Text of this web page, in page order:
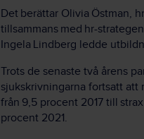
Det berättar Olivia Östman,
tillsammans med hr-strategen
Ingela Lindberg ledde
Trots de senaste två årens
sjukskrivningarna fortsatt att
från 9,5 procent 2017 till
procent 2021.